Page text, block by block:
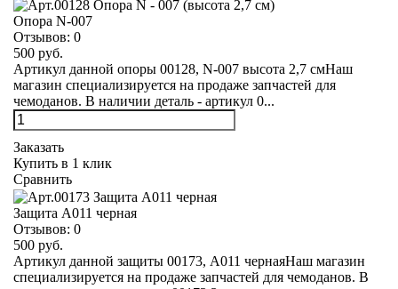
Опора N-007
Отзывов: 0
500 руб.
Артикул данной опоры 00128, N-007 высота 2,7 смНаш
магазин специализируется на продаже запчастей для
чемоданов. В наличии деталь - артикул 0...
Заказать
Купить в 1 клик
Сравнить
Защита А011 черная
Отзывов: 0
500 руб.
Артикул данной защиты 00173, А011 чернаяНаш магазин
специализируется на продаже запчастей для чемоданов. В